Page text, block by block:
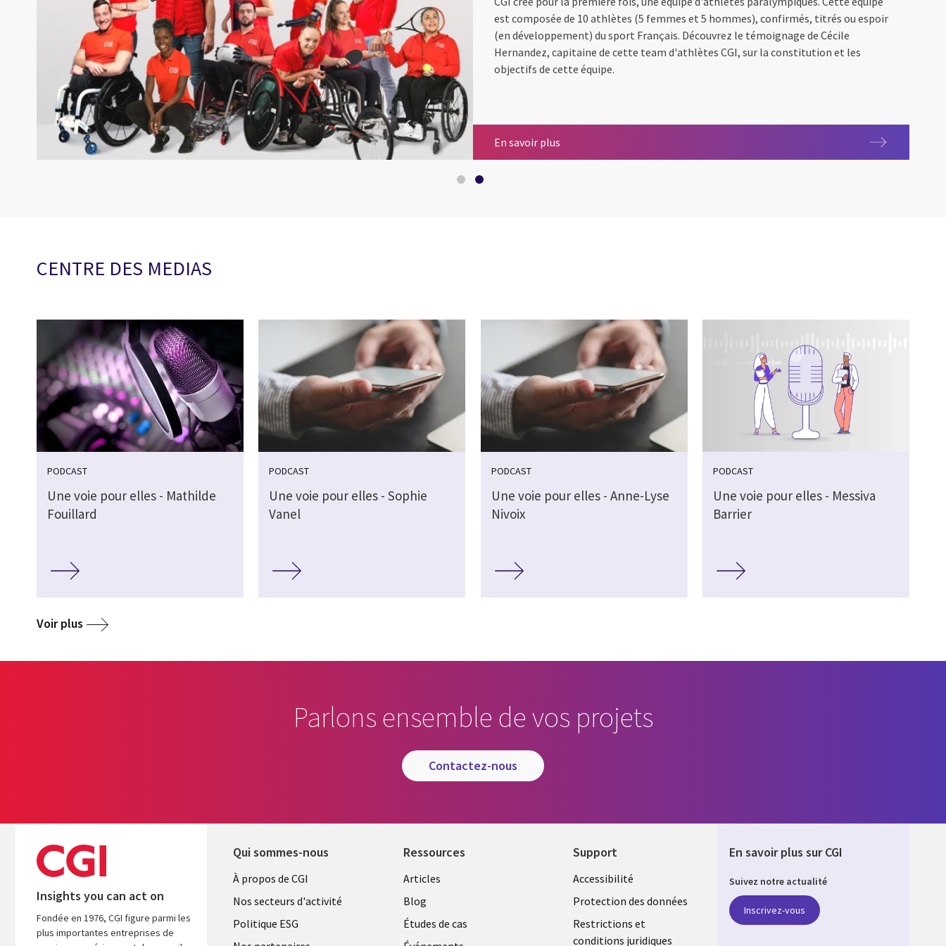
CGI for Good - Cécile Hernandez : son combat pour la résilience 1/2
est composée de 10 athlètes (5 femmes et 5 hommes), confirmés, titrés ou espoir
(en développement) du sport Français. Découvrez le témoignage de Cécile
Hernandez, capitaine de cette team d'athlètes CGI, sur la constitution et les
objectifs de cette équipe.
En savoir plus
CENTRE DES MEDIAS
PODCAST
Une voie pour elles - Mathilde
Fouillard
PODCAST
Une voie pour elles - Sophie
Vanel
PODCAST
Une voie pour elles - Anne-Lyse
Nivoix
PODCAST
Une voie pour elles - Messiva
Barrier
Voir plus
Parlons ensemble de vos projets
contactez-nous
Insights you can act on
Fondée en 1976, CGI figure parmi les
plus importantes entreprises de
Qui sommes-nous
Useful
links
FRANCE
À propos de CGI
Nos secteurs d'activité
Politique ESG
Ressources
Library
Links
FRANCE
Articles
Blog
Études de cas
Support
Legal
FRANCE
Accessibilité
Protection des données
Restrictions et
conditions juridiques
En savoir plus sur CGI
Suivez notre actualité
Inscrivez-vous